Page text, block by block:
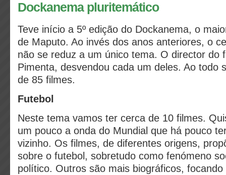
Dockanema pluritemático
Teve início a 5º edição do Dockanema, o
de Maputo. Ao invés dos anos anteriores, o
não se reduz a um único tema. O director do
Pimenta, desvendou cada um deles. Ao todo
de 85 filmes.
Futebol
Neste tema vamos ter cerca de 10 filmes.
um pouco a onda do Mundial que há pouco
vizinho. Os filmes, de diferentes origens,
sobre o futebol, sobretudo como fenómeno
político. Outros são mais biográficos,